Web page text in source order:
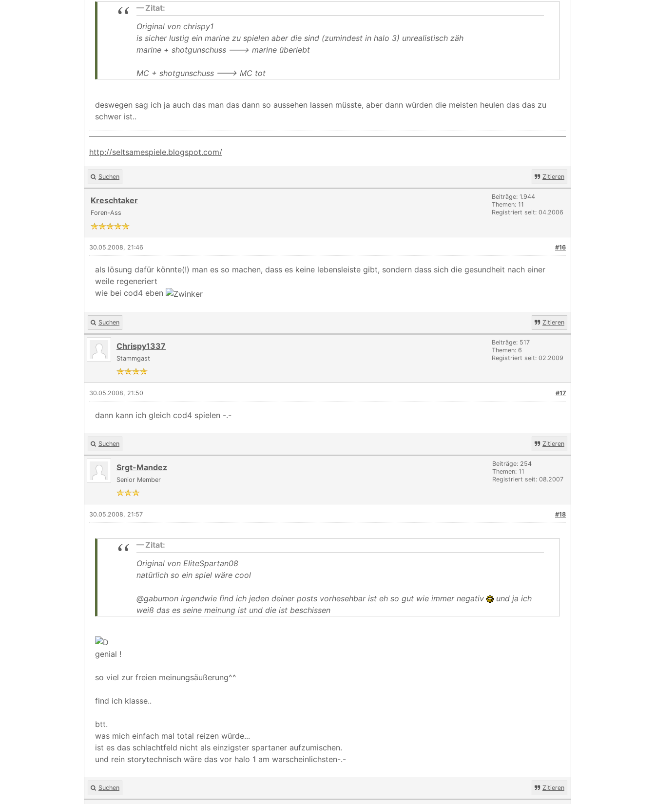
Zitat:
Original von chrispy1
is sicher lustig ein marine zu spielen aber die sind (zumindest in halo 3) unrealistisch zäh
marine + shotgunschuss ---> marine überlebt
MC + shotgunschuss ---> MC tot
deswegen sag ich ja auch das man das dann so aussehen lassen müsste, aber dann würden die meisten heulen das das zu
schwer ist..
http://seltsamespiele.blogspot.com/
Suchen Zitieren
Kreschtaker
Foren-Ass
Beiträge: 1.944
Themen: 11
Registriert seit: 04.2006
#16
30.05.2008, 21:46
als lösung dafür könnte(!) man es so machen, dass es keine lebensleiste gibt, sondern dass sich die gesundheit nach einer
weile regeneriert
wie bei cod4 eben
Suchen Zitieren
Chrispy1337
Stammgast
Beiträge: 517
Themen: 6
Registriert seit: 02.2009
#17
30.05.2008, 21:50
dann kann ich gleich cod4 spielen -.-
Suchen Zitieren
Srgt-Mandez
Senior Member
Beiträge: 254
Themen: 11
Registriert seit: 08.2007
#18
30.05.2008, 21:57
Zitat:
Original von EliteSpartan08
natürlich so ein spiel wäre cool
@gabumon irgendwie find ich jeden deiner posts vorhesehbar ist eh so gut wie immer negativ
und ja ich
weiß das es seine meinung ist und die ist beschissen
genial !
so viel zur freien meinungsäußerung^^
find ich klasse..
btt.
was mich einfach mal total reizen würde...
ist es das schlachtfeld nicht als einzigster spartaner aufzumischen.
und rein storytechnisch wäre das vor halo 1 am warscheinlichsten-.-
Suchen Zitieren